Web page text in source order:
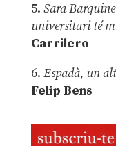
5. Sara
universitari té
Carrilero
6. Espadà, un
Felip Bens